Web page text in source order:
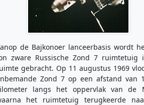
de Bajkonoer lanceerbasis wordt
zware Russische Zond 7 ruimtetuig
gebracht. Op 11 augustus 1969
Zond 7 op een afstand van
langs het oppervlak van de
het ruimtetuig terugkeerde